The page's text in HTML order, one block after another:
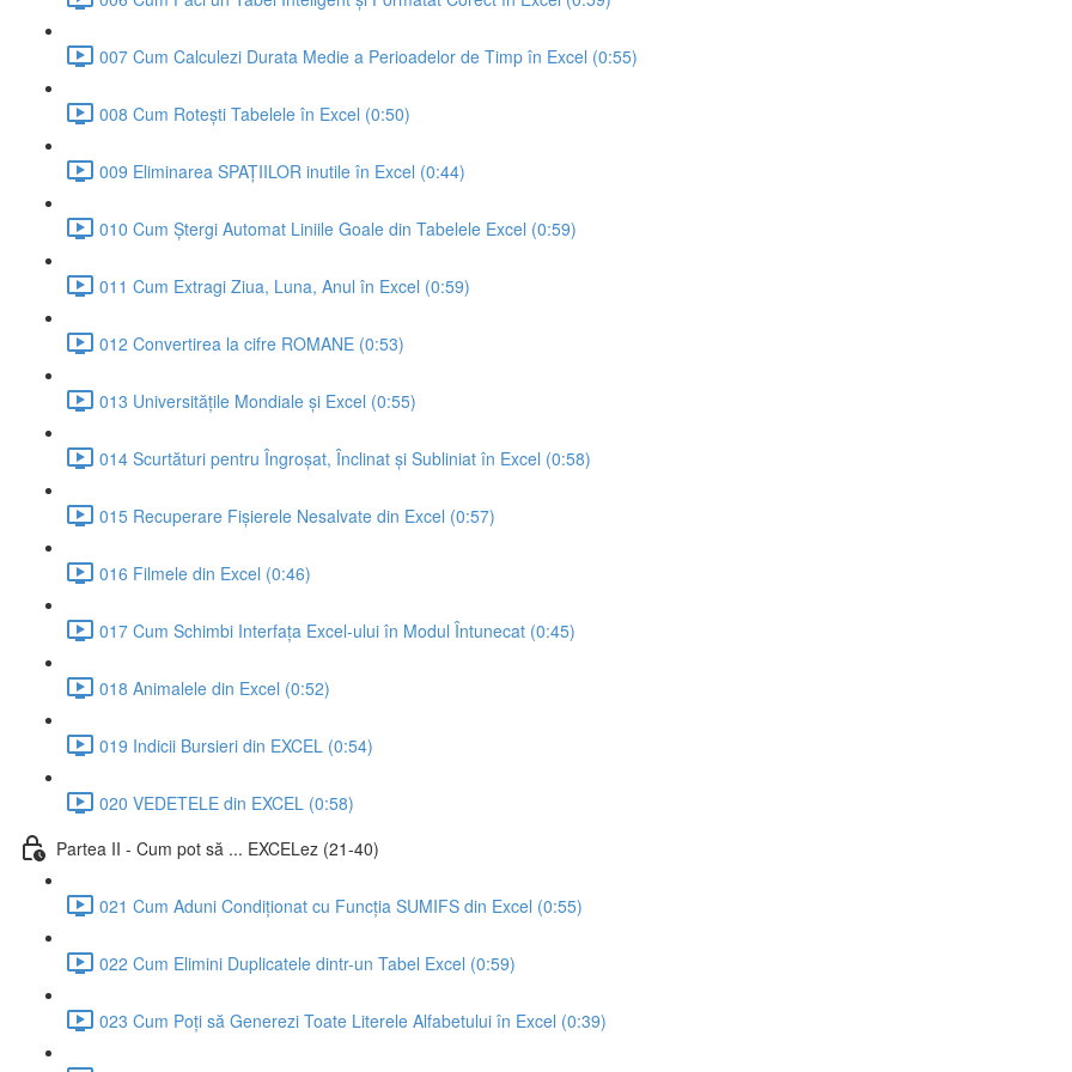
007 Cum Calculezi Durata Medie a Perioadelor de Timp în Excel (0:55)
008 Cum Rotești Tabelele în Excel (0:50)
009 Eliminarea SPAȚIILOR inutile în Excel (0:44)
010 Cum Ștergi Automat Liniile Goale din Tabelele Excel (0:59)
011 Cum Extragi Ziua, Luna, Anul în Excel (0:59)
012 Convertirea la cifre ROMANE (0:53)
013 Universitățile Mondiale și Excel (0:55)
014 Scurtături pentru Îngroșat, Înclinat și Subliniat în Excel (0:58)
015 Recuperare Fișierele Nesalvate din Excel (0:57)
016 Filmele din Excel (0:46)
017 Cum Schimbi Interfața Excel-ului în Modul Întunecat (0:45)
018 Animalele din Excel (0:52)
019 Indicii Bursieri din EXCEL (0:54)
020 VEDETELE din EXCEL (0:58)
Partea II - Cum pot să ... EXCELez (21-40)
021 Cum Aduni Condiționat cu Funcția SUMIFS din Excel (0:55)
022 Cum Elimini Duplicatele dintr-un Tabel Excel (0:59)
023 Cum Poți să Generezi Toate Literele Alfabetului în Excel (0:39)